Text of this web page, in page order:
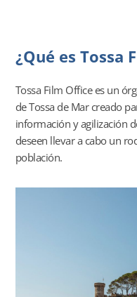
¿Qué es Tossa
Tossa Film Office es un
de Tossa de Mar creado
información y agilización
deseen llevar a cabo un
población.